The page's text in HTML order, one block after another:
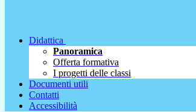
Didattica
Panoramica
Offerta formativa
I progetti delle classi
Documenti utili
Contatti
Accessibilità